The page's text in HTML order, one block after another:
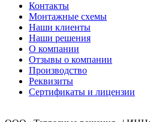
Контакты
Монтажные схемы
Наши клиенты
Наши решения
О компании
Отзывы о компании
Производство
Реквизиты
Сертификаты и лицензии